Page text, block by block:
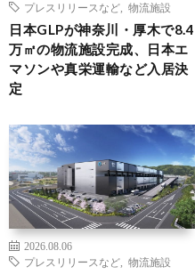
プレスリリースなど
物流施設
日本GLPが神奈川・厚木で8.4
万㎡の物流施設完成、日本エ
マソンや真栄運輸など入居決
定
2026.08.06
プレスリリースなど
物流施設